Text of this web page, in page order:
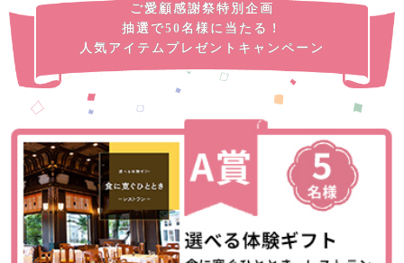
ご愛顧感謝祭特別企画
抽選で50名様に当たる！
人気アイテムプレゼントキャンペーン